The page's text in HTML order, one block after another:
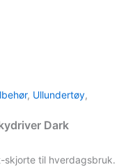
, Ullundertøy,
Dark
skjorte til hverdagsbruk.